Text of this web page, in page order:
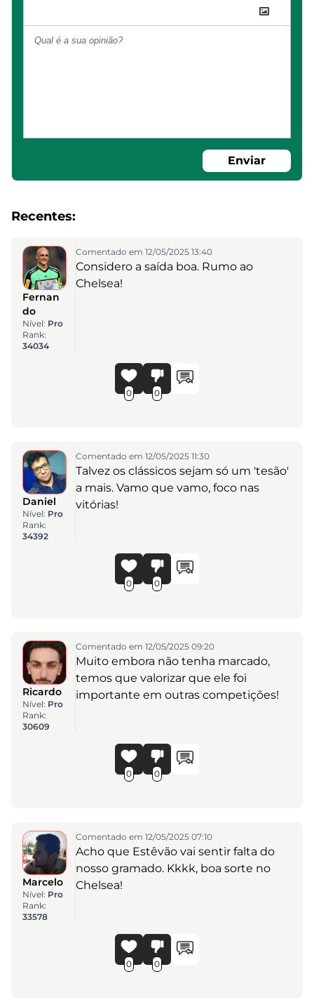
Enviar
Recentes:
Fernan
do
Nível: Pro
Rank:
34034
Comentado em 12/05/2025 13:40
Considero a saída boa. Rumo ao
Chelsea!
0 0
Daniel
Nível: Pro
Rank:
34392
Comentado em 12/05/2025 11:30
Talvez os clássicos sejam só um 'tesão'
a mais. Vamo que vamo, foco nas
vitórias!
0 0
Ricardo
Nível: Pro
Rank:
30609
Comentado em 12/05/2025 09:20
Muito embora não tenha marcado,
temos que valorizar que ele foi
importante em outras competições!
0 0
Marcelo
Nível: Pro
Rank:
33578
Comentado em 12/05/2025 07:10
Acho que Estêvão vai sentir falta do
nosso gramado. Kkkk, boa sorte no
Chelsea!
0 0